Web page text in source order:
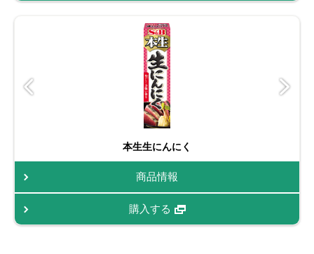
本生生にんにく
商品情報
購入する